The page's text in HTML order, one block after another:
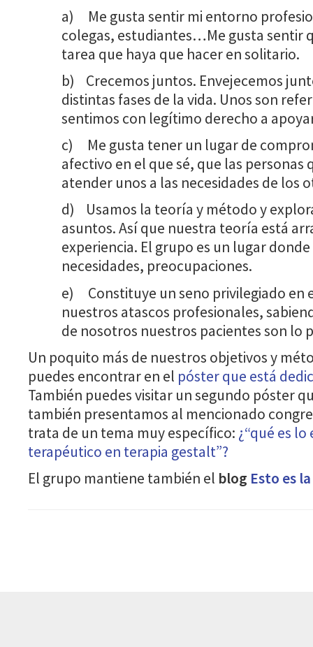
a) Me gusta sentir mi entorno
colegas, estudiantes…Me gusta sentir
tarea que haya que hacer en solitario.
b) Crecemos juntos. Envejecemos
distintas fases de la vida. Unos son
sentimos con legítimo derecho a
c) Me gusta tener un lugar de
afectivo en el que sé, que las personas
atender unos a las necesidades de los
d) Usamos la teoría y método y
asuntos. Así que nuestra teoría está
experiencia. El grupo es un lugar
necesidades, preocupaciones.
e) Constituye un seno privilegiado en
nuestros atascos profesionales,
de nosotros nuestros pacientes son lo
Un poquito más de nuestros objetivos y
puedes encontrar en el póster que está
También puedes visitar un segundo póster
también presentamos al mencionado
trata de un tema muy específico: ¿“qué es
terapéutico en terapia gestalt”?
El grupo mantiene también el blog Esto es